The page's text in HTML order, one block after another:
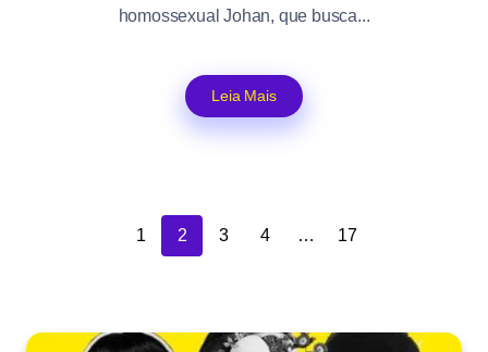
homossexual Johan, que busca...
Leia Mais
1 2 3 4 … 17